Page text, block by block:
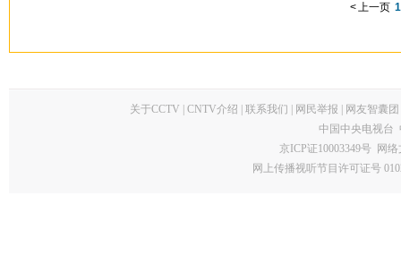
<上一页 1
关于CCTV CNTV介绍 联系我们 网民举报 网友智囊团
中国中央电视台
京ICP证10003349号 网
网上传播视听节目许可证号